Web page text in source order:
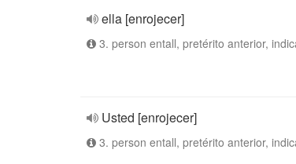
ella [enrojecer]
3. person entall, pretérito anterior,
Usted [enrojecer]
3. person entall, pretérito anterior,